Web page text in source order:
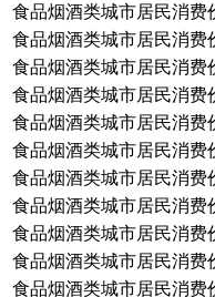
食品烟酒类城市居民消费
食品烟酒类城市居民消费
食品烟酒类城市居民消费
食品烟酒类城市居民消费
食品烟酒类城市居民消费
食品烟酒类城市居民消费
食品烟酒类城市居民消费
食品烟酒类城市居民消费
食品烟酒类城市居民消费
食品烟酒类城市居民消费
食品烟酒类城市居民消费